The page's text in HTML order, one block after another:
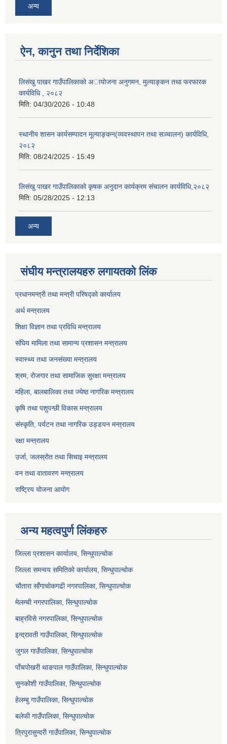
अन्य
ऐन, कानुन तथा निर्देशिका
लिसंखु पाखर गाउँपालिकाकाे अायाेजना अनुगमन, मुल्याङ्कन तथा फरफारक
कार्यविधि , २०८२
मिति: 04/30/2026 - 10:48
स्थानीय शासन कार्यसम्पादन मूल्याङ्कन(व्यवस्थापन तथा सञ्चालन) कार्यविधि,
२०८२
मिति: 08/24/2025 - 15:49
लिसंखु पाखर गाउँपालिकाको कृषक अनुदान कार्यक्रम संचालन कार्यविधि,२०८२
मिति: 05/28/2025 - 12:13
अन्य
संघीय मन्त्रालयहरु लगायतको लिंक
प्रधानमन्त्री तथा मन्त्री परिषद्को कार्यालय
अर्थ मन्त्रालय
शिक्षा विज्ञान तथा प्रविधि मन्त्रालय
संघिय मामिला तथा सामान्य प्रशासन मन्त्रालय
स्वास्थ्य तथा जनसंख्या मन्त्रालय
श्रम, रोजगार तथा सामाजिक सुरक्षा मन्त्रालय
महिला, बालबालिका तथा ज्येष्ठ नागरिक मन्त्रालय
कृषि तथा पशुपन्छी विकास मन्त्रालय
संस्कृति, पर्यटन तथा नागरिक उड्डयन मन्त्रालय
रक्षा मन्त्रालय
उर्जा, जलस्रोत तथा सिचाइ मन्त्रालय
वन तथा वातावरण मन्त्रालय
राष्ट्रिय योजना आयोग
अन्य महत्वपुर्ण लिंकहरु
जिल्ला प्रशासन कार्यालय, सिन्धुपाल्चोक
जिल्ला समन्वय समितिको कार्यालय, सिन्धुपाल्चोक
चौतारा साँगाचोकगढी नगरपालिका, सिन्धुपाल्चोक
मेलम्ची नगरपालिका, सिन्धुपाल्चोक
बाह्रविसे नगरपालिका, सिन्धुपाल्चोक
इन्द्रावती गाउँपालिका, सिन्धुपाल्चोक
जुगल गाउँपालिका, सिन्धुपाल्चोक
पाँचपोखरी थाङपाल गाउँपालिका, सिन्धुपाल्चोक
सुनकोशी गाउँपालिका, सिन्धुपाल्चोक
हेलम्बु गाउँपालिका, सिन्धुपाल्चोक
बलेफी गाउँपालिका, सिन्धुपाल्चोक
त्रिपुरासुन्दरी गाउँपालिका, सिन्धुपाल्चोक